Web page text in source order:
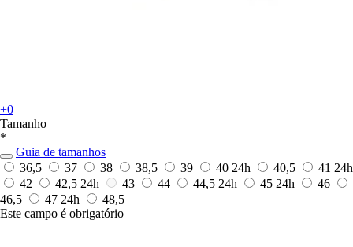
+0
Tamanho
*
Guia de tamanhos
36,5
37 38 38,5 39 40 24h 40,5 41 24h
42
42,5 24h 43 44 44,5 24h 45 24h
46
46,5
47 24h
48,5
Este campo é obrigatório